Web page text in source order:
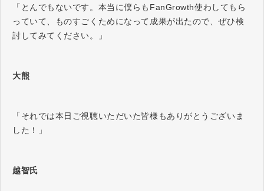
「とんでもないです。本当に僕らもFanGrowth使わしてもら
っていて、ものすごくためになって成果が出たので、ぜひ検
討してみてください。」
大熊
「それでは本日ご視聴いただいた皆様もありがとうございま
した！」
越智氏